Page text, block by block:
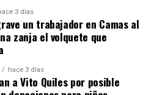
3 días
un trabajador en Camas al
zanja el volquete que
hace 3 días
a Vito Quiles por posible